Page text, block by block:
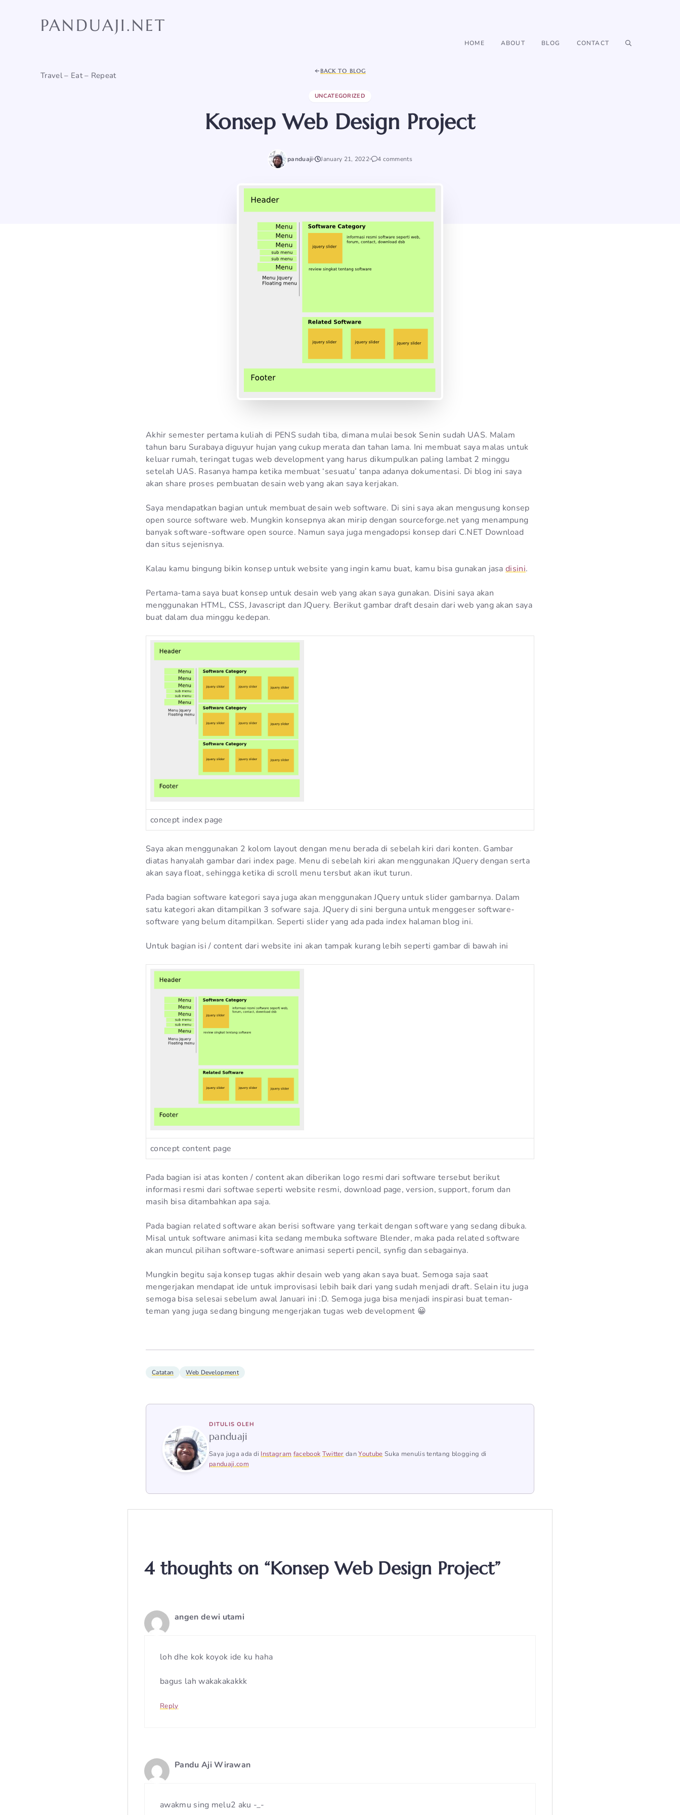
PANDUAJI.NET
Travel – Eat – Repeat
HOME ABOUT BLOG CONTACT
BACK TO BLOG
UNCATEGORIZED
Konsep Web Design Project
panduaji January 21, 2022 4 comments
Akhir semester pertama kuliah di PENS sudah tiba, dimana mulai besok Senin sudah UAS. Malam
tahun baru Surabaya diguyur hujan yang cukup merata dan tahan lama. Ini membuat saya malas untuk
keluar rumah, teringat tugas web development yang harus dikumpulkan paling lambat 2 minggu
setelah UAS. Rasanya hampa ketika membuat ‘sesuatu’ tanpa adanya dokumentasi. Di blog ini saya
akan share proses pembuatan desain web yang akan saya kerjakan.
Saya mendapatkan bagian untuk membuat desain web software. Di sini saya akan mengusung konsep
open source software web. Mungkin konsepnya akan mirip dengan sourceforge.net yang menampung
banyak software-software open source. Namun saya juga mengadopsi konsep dari C.NET Download
dan situs sejenisnya.
Kalau kamu bingung bikin konsep untuk website yang ingin kamu buat, kamu bisa gunakan jasadisini.
Pertama-tama saya buat konsep untuk desain web yang akan saya gunakan. Disini saya akan
menggunakan HTML, CSS, Javascript dan JQuery. Berikut gambar draft desain dari web yang akan saya
buat dalam dua minggu kedepan.
concept index page
Saya akan menggunakan 2 kolom layout dengan menu berada di sebelah kiri dari konten. Gambar
diatas hanyalah gambar dari index page. Menu di sebelah kiri akan menggunakan JQuery dengan serta
akan saya float, sehingga ketika di scroll menu tersbut akan ikut turun.
Pada bagian software kategori saya juga akan menggunakan JQuery untuk slider gambarnya. Dalam
satu kategori akan ditampilkan 3 sofware saja. JQuery di sini berguna untuk menggeser software-
software yang belum ditampilkan. Seperti slider yang ada pada index halaman blog ini.
Untuk bagian isi / content dari website ini akan tampak kurang lebih seperti gambar di bawah ini
concept content page
Pada bagian isi atas konten / content akan diberikan logo resmi dari software tersebut berikut
informasi resmi dari softwae seperti website resmi, download page, version, support, forum dan
masih bisa ditambahkan apa saja.
Pada bagian related software akan berisi software yang terkait dengan software yang sedang dibuka.
Misal untuk software animasi kita sedang membuka software Blender, maka pada related software
akan muncul pilihan software-software animasi seperti pencil, synfig dan sebagainya.
Mungkin begitu saja konsep tugas akhir desain web yang akan saya buat. Semoga saja saat
mengerjakan mendapat ide untuk improvisasi lebih baik dari yang sudah menjadi draft. Selain itu juga
semoga bisa selesai sebelum awal Januari ini :D. Semoga juga bisa menjadi inspirasi buat teman-
teman yang juga sedang bingung mengerjakan tugas web development 😀
Catatan Web Development
DITULIS OLEH
panduaji
Saya juga ada di Instagram facebook Twitter danYoutube Suka menulis tentang blogging di
panduaji.com
4 thoughts on “Konsep Web Design Project”
angen dewi utami
loh dhe kok koyok ide ku haha
bagus lah wakakakakkk
Reply
Pandu Aji Wirawan
awakmu sing melu2 aku -_-